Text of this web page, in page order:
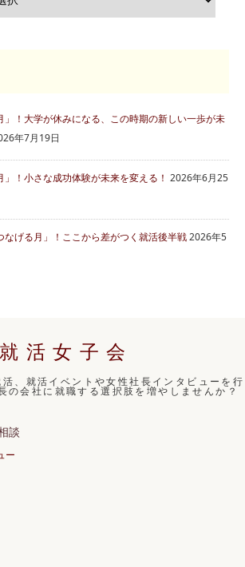
」！大学が休みになる、この時期の新しい一歩が未
年7月19日
！小さな成功体験が未来を変える！ 2026年6月25
なげる月」！ここから差がつく就活後半戦2026年5
就活女子会
、就活イベントや女性社長インタビューを行
の会社に就職する選択肢を増やしませんか？
談
ー